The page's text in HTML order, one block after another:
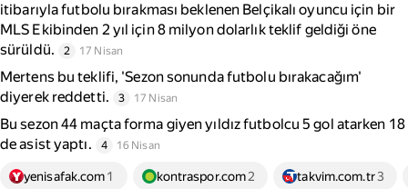
itibarıyla futbolu bırakması beklenen Belçikalı oyuncu için bir
MLS Ekibinden 2 yıl için 8 milyon dolarlık teklif geldiği öne
sürüldü.
2 17 Nisan
Mertens bu teklifi, 'Sezon sonunda futbolu bırakacağım'
diyerek reddetti.
3 17 Nisan
Bu sezon 44 maçta forma giyen yıldız futbolcu 5 gol atarken 18
de asist yaptı.
4 16 Nisan
yenisafak.com1 kontraspor.com2 takvim.com.tr3